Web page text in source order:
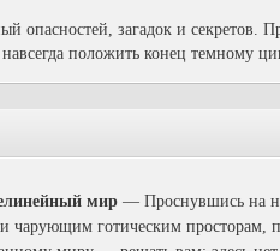
опасностей, загадок и секретов.
положить конец темному
мир — Проснувшись на
чарующим готическим просторам,